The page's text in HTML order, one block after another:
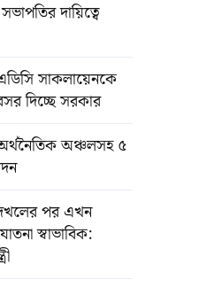
দায়িত্বে
সাকলায়েনকে
দিচ্ছে সরকার
অঞ্চলসহ ৫
পর এখন
স্বাভাবিক: